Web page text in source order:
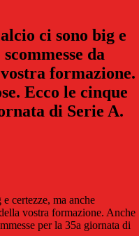
ci sono big e
da
formazione.
Ecco le cinque
di Serie A.
certezze, ma anche
vostra formazione. Anche
per la 35a giornata di